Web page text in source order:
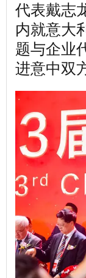
代表戴志
内就意大
题与企业
进意中双